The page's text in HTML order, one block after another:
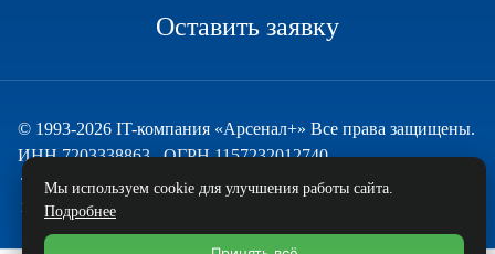
Оставить заявку
© 1993-2026 IT-компания «Арсенал+» Все права защищены.
ИНН 7203338863 , ОГРН 1157232012740
Техническая поддержка
и развитие — ECHO
Мы используем cookie для улучшения работы сайта.
Подробнее